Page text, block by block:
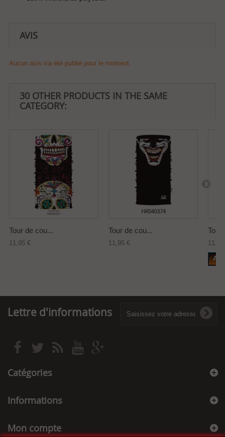
AVIS
Aucun avis n'a été publié pour le moment.
30 OTHER PRODUCTS IN THE SAME
CATEGORY:
Tour de cou...
11,95 €
Tour de cou...
11,95 €
Tour
Lettre d'informations
Catégories
Informations
Mon compte